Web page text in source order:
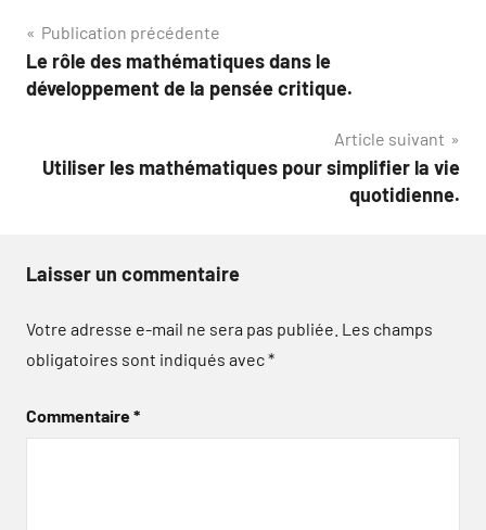
Navigation
de
Publication précédente
Le rôle des mathématiques dans le
développement de la pensée critique.
Article suivant
Utiliser les mathématiques pour simplifier la vie
quotidienne.
Laisser un commentaire
Votre adresse e-mail ne sera pas publiée. Les champs
obligatoires sont indiqués avec*
Commentaire*